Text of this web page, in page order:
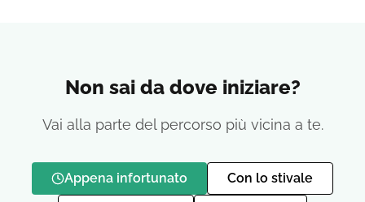
Non sai da dove iniziare?
Vai alla parte del percorso più vicina a te.
Appena infortunato Con lo stivale